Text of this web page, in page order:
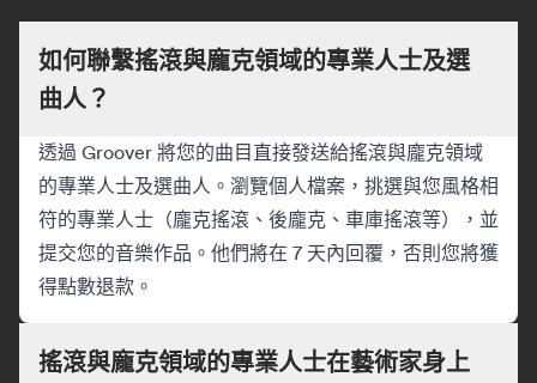
如何聯繫搖滾與龐克領域的專業人士及選
曲人？
透過 Groover 將您的曲目直接發送給搖滾與龐克領域
的專業人士及選曲人。瀏覽個人檔案，挑選與您風格相
符的專業人士（龐克搖滾、後龐克、車庫搖滾等），並
提交您的音樂作品。他們將在 7 天內回覆，否則您將獲
得點數退款。
搖滾與龐克領域的專業人士在藝術家身上